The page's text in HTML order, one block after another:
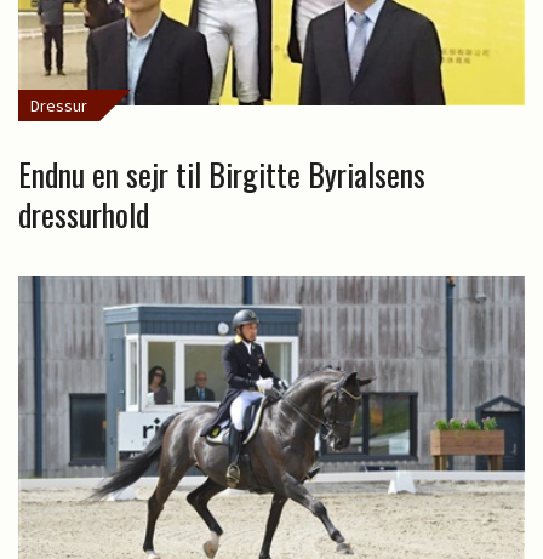
Dressur
Endnu en sejr til Birgitte Byrialsens
dressurhold